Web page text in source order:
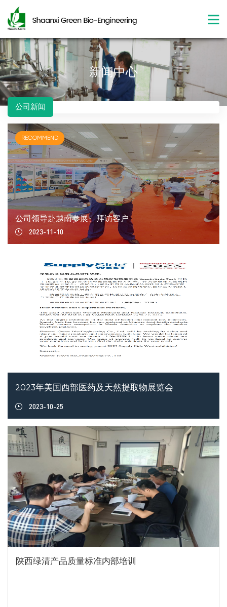
新闻中心
公司新闻
RECOMMEND
公司领导赴越南参展、拜访客户
2023-11-10
2023年美国西部医药及天然提取物展览会
2023-10-25
陕西绿清产品质量标准内部培训